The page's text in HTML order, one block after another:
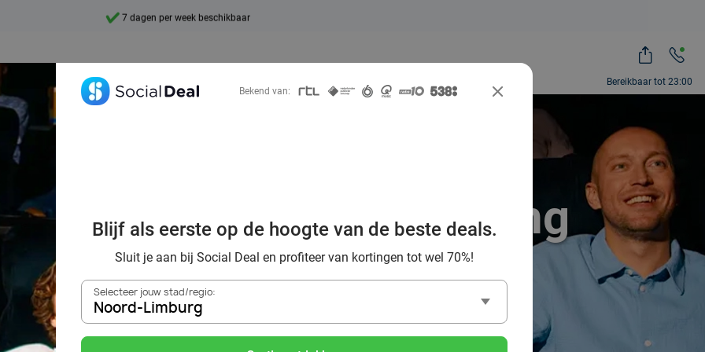
Bereikbaar tot 23:00
7 dagen per week beschikbaar
films met korting
bij Pathé in België
Bekend van:
Blijf als eerste op de hoogte van de beste deals.
Sluit je aan bij Social Deal en profiteer van kortingen tot wel 70%!
Selecteer jouw stad/regio:
Noord-Limburg